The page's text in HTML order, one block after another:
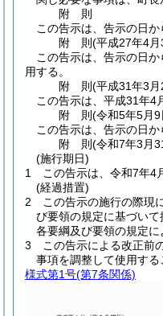
附 則
この告示は、告示の日か
附 則(平成27年4
この告示は、告示の日
用する。
附 則(平成31年3
この告示は、平成31年4
附 則(令和5年5月9
この告示は、告示の日か
附 則(令和7年3月
(施行期日)
1
この告示は、令和7年4
(経過措置)
2
この告示の施行の際現
び要領の規定に基づい
各要綱及び要領の規定に
3
この告示による改正前
事項を調整して使用する
様式第1号(第7条関係)